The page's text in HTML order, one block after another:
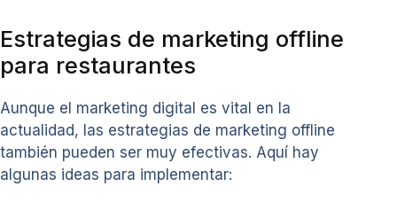
Estrategias de marketing offline
para restaurantes
Aunque el marketing digital es vital en la
actualidad, las estrategias de marketing offline
también pueden ser muy efectivas. Aquí hay
algunas ideas para implementar: